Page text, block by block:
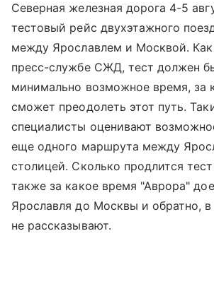
Северная железная дорога 4-5
тестовый рейс двухэтажного
между Ярославлем и Москвой. Как
пресс-службе СЖД, тест должен
минимально возможное время, за
сможет преодолеть этот путь.
специалисты оценивают
еще одного маршрута между
столицей. Сколько продлится
также за какое время "Аврора"
Ярославля до Москвы и обратно,
не рассказывают.